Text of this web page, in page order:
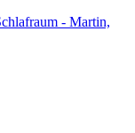
- Martin,